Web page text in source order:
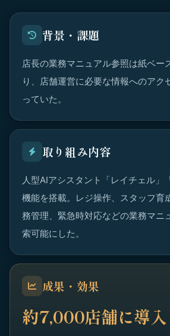
背景・課題
店長の業務マニュアル参照は紙ベー
り、店舗運営に必要な情報へのアク
っていた。
取り組み内容
人型AIアシスタント「レイチェル」
機能を搭載。レジ操作、スタッフ育
務管理、緊急時対応などの業務マニ
索可能にした。
成果・効果
約7,000店舗に導入